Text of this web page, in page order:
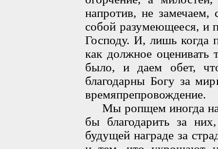
напротив, не замечаем,
собой разумеющееся, и
Господу. И, лишь когда
как должное оценивать
было, и даем обет,
благодарны Богу за
времяпрепровождение.
Мы ропщем иногда на
бы благодарить за
будущей награде за